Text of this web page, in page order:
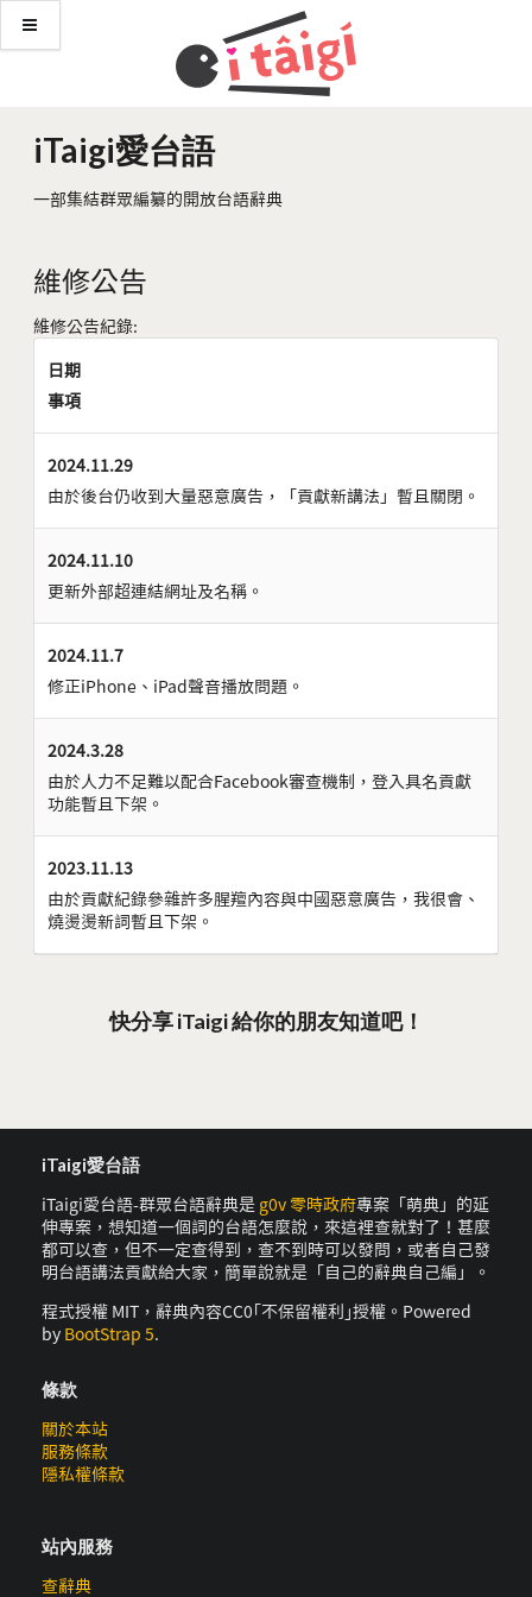
iTaigi愛台語
一部集結群眾編纂的開放台語辭典
維修公告
維修公告紀錄:
日期
事項
2024.11.29
由於後台仍收到大量惡意廣告，「貢獻新講法」暫且關閉。
2024.11.10
更新外部超連結網址及名稱。
2024.11.7
修正iPhone、iPad聲音播放問題。
2024.3.28
由於人力不足難以配合Facebook審查機制，登入具名貢獻
功能暫且下架。
2023.11.13
由於貢獻紀錄參雜許多腥羶內容與中國惡意廣告，我很會、
燒燙燙新詞暫且下架。
快分享 iTaigi 給你的朋友知道吧！
iTaigi愛台語
iTaigi愛台語-群眾台語辭典是 g0v 零時政府專案「萌典」的延
伸專案，想知道一個詞的台語怎麼說，來這裡查就對了！甚麼
都可以查，但不一定查得到，查不到時可以發問，或者自己發
明台語講法貢獻給大家，簡單說就是「自己的辭典自己編」。
程式授權 MIT，辭典內容CC0｢不保留權利｣授權。Powered
by BootStrap 5.
條款
關於本站
服務條款
隱私權條款
站內服務
查辭典